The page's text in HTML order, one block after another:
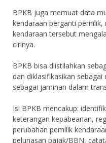
BPKB juga memuat data
kendaraan berganti
kendaraan tersebut
cirinya.
BPKB bisa diistilahkan
dan diklasifikasikan
sebagai jaminan dalam
Isi BPKB mencakup:
keterangan kepabeanan,
perubahan pemilik
pelunasan pajak/BBN,